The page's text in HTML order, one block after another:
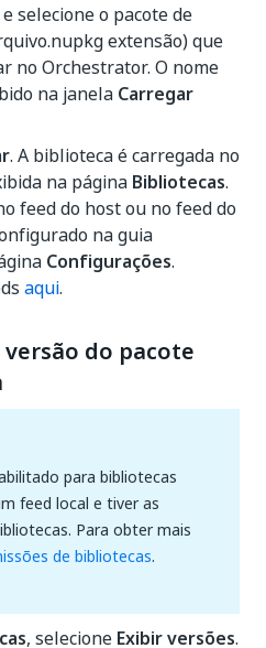
e selecione o pacote de
extensão) que
no Orchestrator. O nome
na janela Carregar
. A biblioteca é carregada no
na página Bibliotecas.
feed do host ou no feed do
na guia
Configurações.
aqui.
do pacote
para bibliotecas
feed local e tiver as
Para obter mais
de bibliotecas.
, selecione Exibir versões.